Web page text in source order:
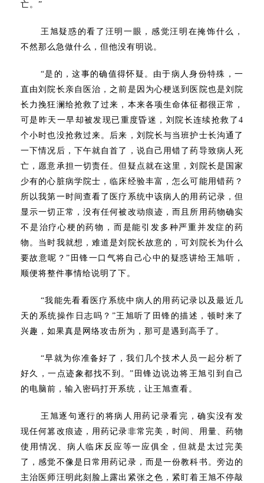
亡。”
王旭疑惑的看了汪明一眼，感觉汪明在掩饰什么，
不然那么急做什么，但他没有明说。
“是的，这事的确值得怀疑。由于病人身份特殊，一
直由刘院长亲自医治，之前是因为心梗送到医院也是刘院
长力挽狂澜给抢救了过来，本来各项生命体征都很正常，
可是昨天一早却被发现已重度昏迷，刘院长连续抢救了4
个小时也没抢救过来。后来，刘院长与当班护士长沟通了
一下情况后，下午就自首了，说自己用错了药导致病人死
亡，愿意承担一切责任。但疑点就在这里，刘院长是国家
少有的心脏病学院士，临床经验丰富，怎么可能用错药？
所以我第一时间查看了医疗系统中该病人的用药记录，但
显示一切正常，没有任何被改动痕迹，而且所用药物确实
不是治疗心梗的药物，而是能引发多种严重并发症的药
物。当时我就想，难道是刘院长故意的，可刘院长为什么
要故意呢？”田锋一口气将自己心中的疑惑讲给王旭听，
顺便将整件事情给说明了下。
“我能先看看医疗系统中病人的用药记录以及最近几
天的系统操作日志吗？”王旭听了田锋的描述，顿时来了
兴趣，如果真是网络攻击所为，那可是遇到高手了。
“早就为你准备好了，我们几个技术人员一起分析了
好久，一点迹象都找不到。”田锋边说边将王旭引到自己
的电脑前，输入密码打开系统，让王旭查看。
王旭逐句逐行的将病人用药记录看完，确实没有发
现任何篡改痕迹，用药记录非常完美，时间、用量、药物
使用情况、病人临床反应等一应俱全，但就是太过完美
了，感觉不像是日常用药记录，而是一份教科书。旁边的
主治医师汪明此刻脸上露出紧张之色，紧盯着王旭不停敲